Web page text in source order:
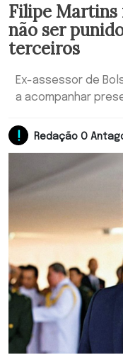
Filipe Martins
não ser
terceiros
Ex-assessor de
a acompanhar
Redação O